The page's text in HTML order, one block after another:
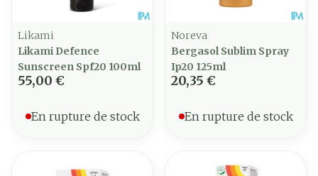
Likami
Likami Defence
Sunscreen Spf20 100ml
55,00 €
En rupture de stock
Noreva
Bergasol Sublim Spray
Ip20 125ml
20,35 €
En rupture de stock